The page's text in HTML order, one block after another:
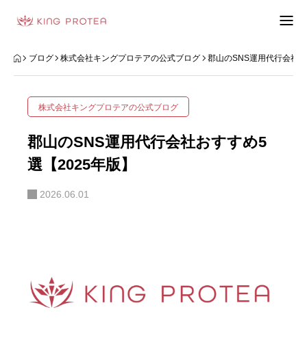
会社概要
利用規約
お問い合わせフォーム
ブログ
ブログ 株式会社キングプロテアの公式ブログ 郡山のSNS運用代行会社
株式会社キングプロテアの公式ブログ
郡山のSNS運用代行会社おすすめ5
選【2025年版】
2026.06.01